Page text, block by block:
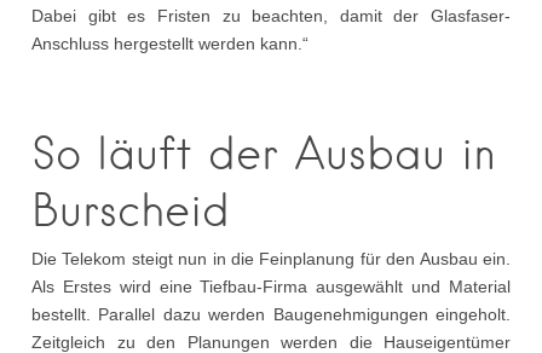
Dabei gibt es Fristen zu beachten, damit der Glasfaser-
Anschluss hergestellt werden kann.“
So läuft der Ausbau in
Burscheid
Die Telekom steigt nun in die Feinplanung für den Ausbau ein.
Als Erstes wird eine Tiefbau-Firma ausgewählt und Material
bestellt. Parallel dazu werden Baugenehmigungen eingeholt.
Zeitgleich zu den Planungen werden die Hauseigentümer